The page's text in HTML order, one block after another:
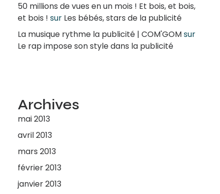
50 millions de vues en un mois ! Et bois, et bois,
et bois ! sur Les bébés, stars de la publicité
La musique rythme la publicité | COM'GOMsur
Le rap impose son style dans la publicité
Archives
mai 2013
avril 2013
mars 2013
février 2013
janvier 2013